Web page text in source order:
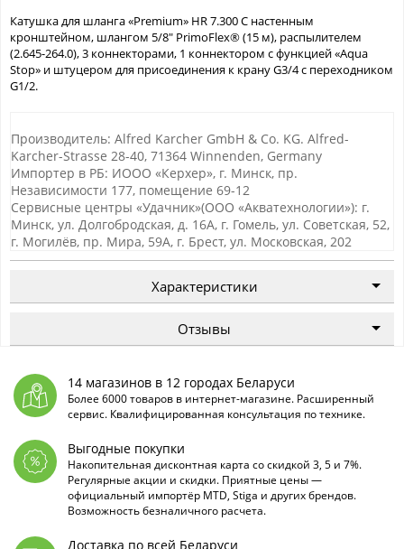
Катушка для шланга «Premium» HR 7.300 С настенным
кронштейном, шлангом 5/8" PrimoFlex® (15 м), распылителем
(2.645-264.0), 3 коннекторами, 1 коннектором с функцией «Aqua
Stop» и штуцером для присоединения к крану G3/4 с переходником
G1/2.
Производитель: Alfred Karcher GmbH & Co. KG. Alfred-
Karcher-Strasse 28-40, 71364 Winnenden, Germany
Импортер в РБ: ИООО «Керхер», г. Минск, пр.
Независимости 177, помещение 69-12
Сервисные центры «Удачник»(ООО «Акватехнологии»): г.
Минск, ул. Долгобродская, д. 16А, г. Гомель, ул. Советская, 52,
г. Могилёв, пр. Мира, 59А, г. Брест, ул. Московская, 202
Характеристики
Отзывы
14 магазинов в 12 городах Беларуси
Более 6000 товаров в интернет-магазине. Расширенный
сервис. Квалифицированная консультация по технике.
Выгодные покупки
Накопительная дисконтная карта со скидкой 3, 5 и 7%.
Регулярные акции и скидки. Приятные цены —
официальный импортёр MTD, Stiga и других брендов.
Возможность безналичного расчета.
Доставка по всей Беларуси